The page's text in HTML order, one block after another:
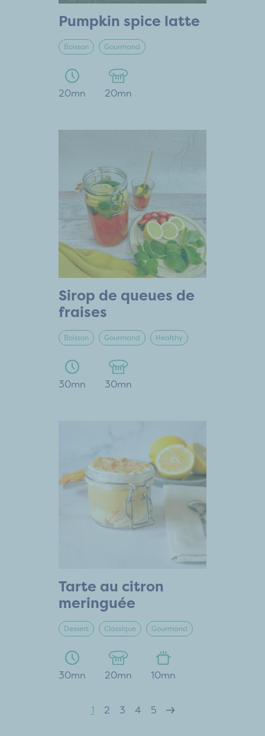
Pumpkin spice latte
Boisson Gourmand
20mn 20mn
Sirop de queues de
fraises
Boisson Gourmand Healthy
30mn 30mn
Tarte au citron
meringuée
Dessert Classique Gourmand
30mn 20mn 10mn
1 2 3 4 5